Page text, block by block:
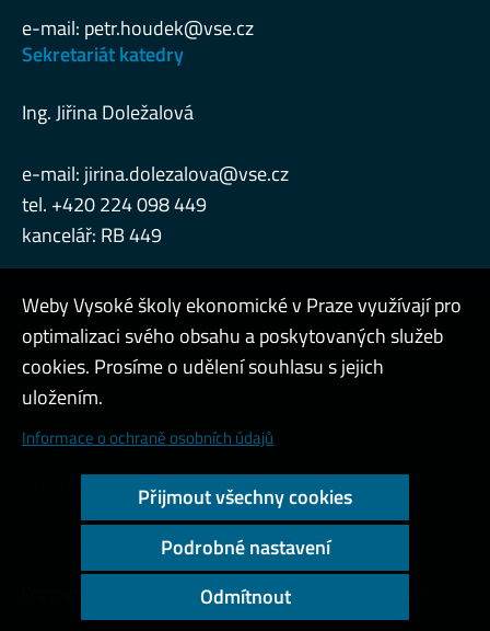
e-mail: petr.houdek@vse.cz
Sekretariát katedry
Ing. Jiřina Doležalová
e-mail: jirina.dolezalova@vse.cz
tel. +420 224 098 449
kancelář: RB 449
Konzultační hodiny
Admin
Cookies a ochrana osobních údajů
Přístupnost webu
Vysoký kontrast
Copyright © 2000 - 2026 Vysoká škola ekonomická v Praze
Weby Vysoké školy ekonomické v Praze využívají pro
optimalizaci svého obsahu a poskytovaných služeb
cookies. Prosíme o udělení souhlasu s jejich
uložením.
Informace o ochraně osobních údajů
Přijmout všechny cookies
Podrobné nastavení
Odmítnout